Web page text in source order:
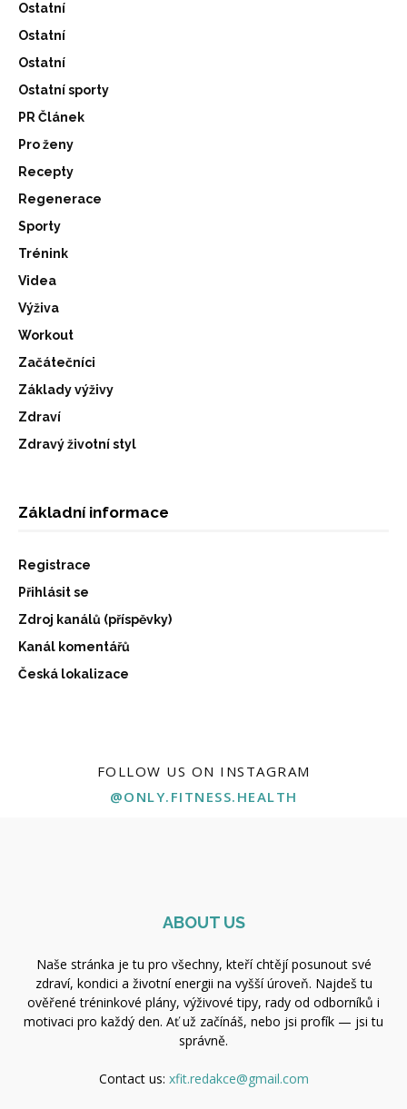
Ostatní
Ostatní
Ostatní
Ostatní sporty
PR Článek
Pro ženy
Recepty
Regenerace
Sporty
Trénink
Videa
Výživa
Workout
Začátečníci
Základy výživy
Zdraví
Zdravý životní styl
Základní informace
Registrace
Přihlásit se
Zdroj kanálů (příspěvky)
Kanál komentářů
Česká lokalizace
FOLLOW US ON INSTAGRAM
@ONLY.FITNESS.HEALTH
ABOUT US
Naše stránka je tu pro všechny, kteří chtějí posunout své
zdraví, kondici a životní energii na vyšší úroveň. Najdeš tu
ověřené tréninkové plány, výživové tipy, rady od odborníků i
motivaci pro každý den. Ať už začínáš, nebo jsi profík — jsi tu
správně.
Contact us: xfit.redakce@gmail.com